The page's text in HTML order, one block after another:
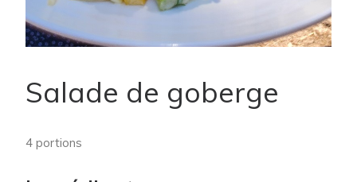
Salade de goberge
4 portions